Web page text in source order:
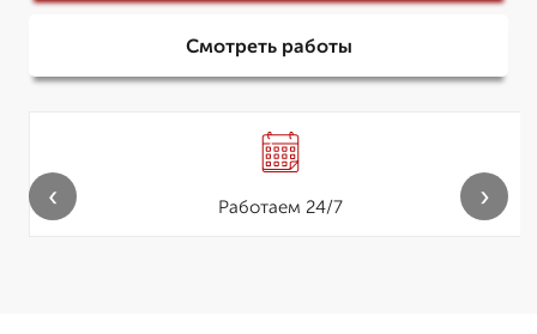
Смотреть работы
Работаем 24/7
‹ ›